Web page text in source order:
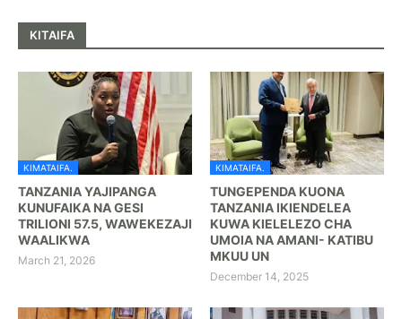
KITAIFA
KIMATAIFA.
TANZANIA YAJIPANGA
KUNUFAIKA NA GESI
TRILIONI 57.5, WAWEKEZAJI
WAALIKWA
March 21, 2026
KIMATAIFA.
TUNGEPENDA KUONA
TANZANIA IKIENDELEA
KUWA KIELELEZO CHA
UMOIA NA AMANI- KATIBU
MKUU UN
December 14, 2025